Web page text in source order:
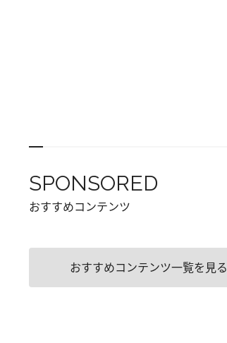
SPONSORED
おすすめコンテンツ
おすすめコンテンツ一覧を見る